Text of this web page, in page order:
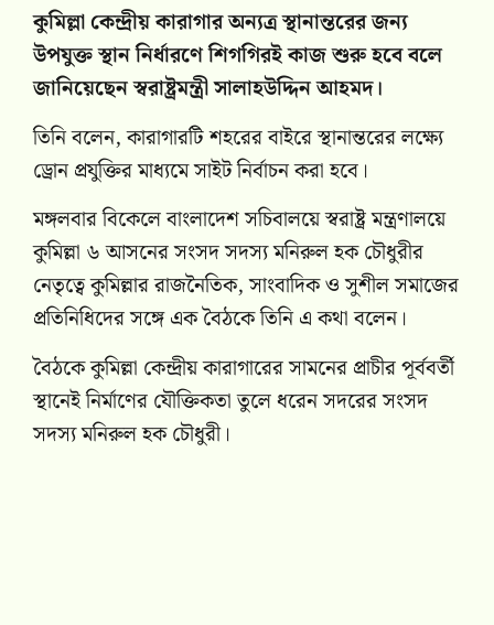
কুমিল্লা কেন্দ্রীয় কারাগার অন্যত্র স্থানান্তরের জন্য
উপযুক্ত স্থান নির্ধারণে শিগগিরই কাজ শুরু হবে বলে
জানিয়েছেন স্বরাষ্ট্রমন্ত্রী সালাহউদ্দিন আহমদ।
তিনি বলেন, কারাগারটি শহরের বাইরে স্থানান্তরের লক্ষ্যে
ড্রোন প্রযুক্তির মাধ্যমে সাইট নির্বাচন করা হবে।
মঙ্গলবার বিকেলে বাংলাদেশ সচিবালয়ে স্বরাষ্ট্র মন্ত্রণালয়ে
কুমিল্লা ৬ আসনের সংসদ সদস্য মনিরুল হক চৌধুরীর
নেতৃত্বে কুমিল্লার রাজনৈতিক, সাংবাদিক ও সুশীল সমাজের
প্রতিনিধিদের সঙ্গে এক বৈঠকে তিনি এ কথা বলেন।
বৈঠকে কুমিল্লা কেন্দ্রীয় কারাগারের সামনের প্রাচীর পূর্ববর্তী
স্থানেই নির্মাণের যৌক্তিকতা তুলে ধরেন সদরের সংসদ
সদস্য মনিরুল হক চৌধুরী।